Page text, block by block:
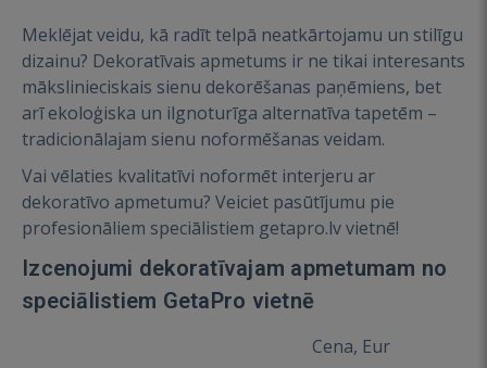
Meklējat veidu, kā radīt telpā neatkārtojamu un stilīgu
dizainu? Dekoratīvais apmetums ir ne tikai interesants
mākslinieciskais sienu dekorēšanas paņēmiens, bet
arī ekoloģiska un ilgnoturīga alternatīva tapetēm –
tradicionālajam sienu noformēšanas veidam.
Vai vēlaties kvalitatīvi noformēt interjeru ar
dekoratīvo apmetumu? Veiciet pasūtījumu pie
profesionāliem speciālistiem getapro.lv vietnē!
Izcenojumi dekoratīvajam apmetumam no
speciālistiem GetaPro vietnē
Cena, Eur